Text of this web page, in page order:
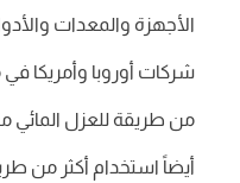
الأجهزة والمعدات
شركات أوروبا وأمريكا في
من طريقة للعزل المائي
أيضاً استخدام أكثر من